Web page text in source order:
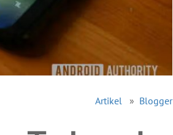
Artikel » Blogger